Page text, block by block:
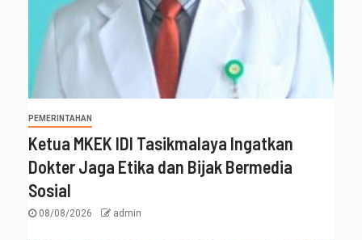
PEMERINTAHAN
Ketua MKEK IDI Tasikmalaya Ingatkan
Dokter Jaga Etika dan Bijak Bermedia
Sosial
08/08/2026 admin